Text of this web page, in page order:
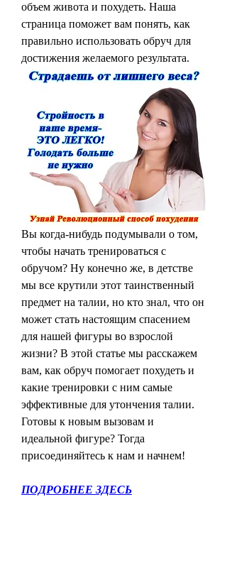
объем живота и похудеть. Наша
страница поможет вам понять, как
правильно использовать обруч для
достижения желаемого результата.
Вы когда-нибудь подумывали о том,
чтобы начать тренироваться с
обручом? Ну конечно же, в детстве
мы все крутили этот таинственный
предмет на талии, но кто знал, что он
может стать настоящим спасением
для нашей фигуры во взрослой
жизни? В этой статье мы расскажем
вам, как обруч помогает похудеть и
какие тренировки с ним самые
эффективные для утончения талии.
Готовы к новым вызовам и
идеальной фигуре? Тогда
присоединяйтесь к нам и начнем!
ПОДРОБНЕЕ ЗДЕСЬ